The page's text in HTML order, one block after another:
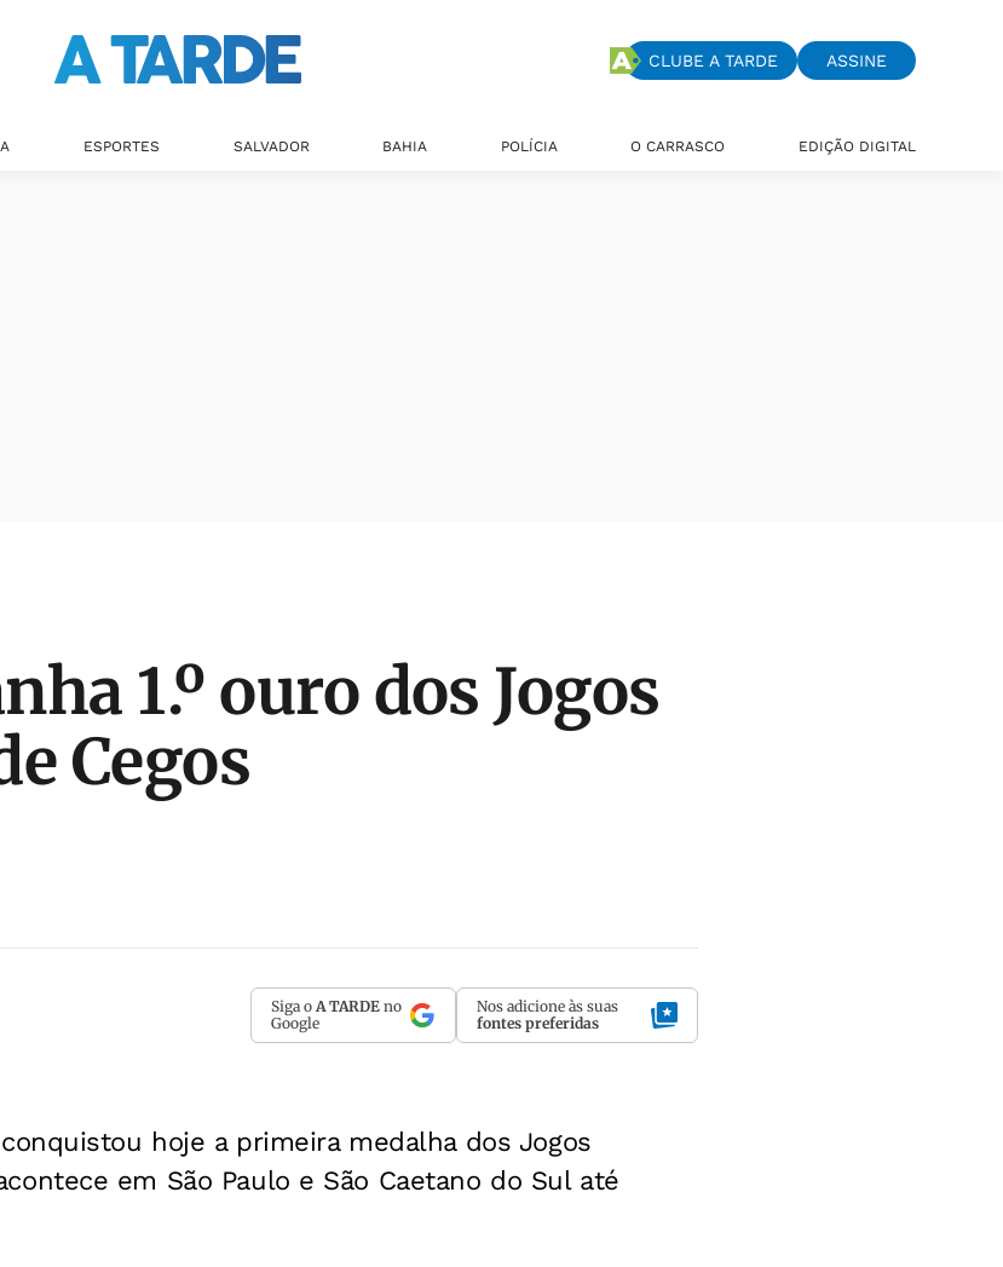
CLUBE A TARDE ASSINE
ESPORTES SALVADOR BAHIA POLÍCIA O CARRASCO EDIÇÃO DIGITAL
1.º ouro dos Jogos
Cegos
Siga o A TARDE no
Google
Nos adicione às suas
fontes preferidas
hoje a primeira medalha dos Jogos
em São Paulo e São Caetano do Sul até